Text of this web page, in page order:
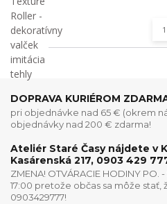
DOPRAVA KURIÉROM
pri objednávke nad 65 € (okrem
objednávky nad 200 € zdarma!
Ateliér Staré Časy nájdete v
Kasárenská 217, 0903 429
ZMENA! OTVÁRACIE HODINY PO.
17:00 pretože občas sa môže stať,
0903429777!